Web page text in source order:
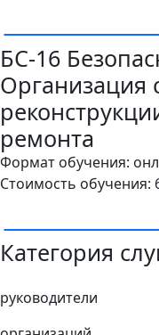
БС-16
Организация
ремонта
Формат обучения:
Стоимость обучения:
Категория
руководители